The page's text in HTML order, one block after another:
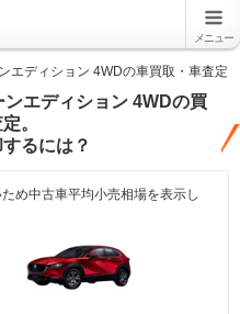
メニュー
エディション 4WDの車買取・車査定
エディション 4WDの買
。
るには？
め中古車平均小売相場を表示し